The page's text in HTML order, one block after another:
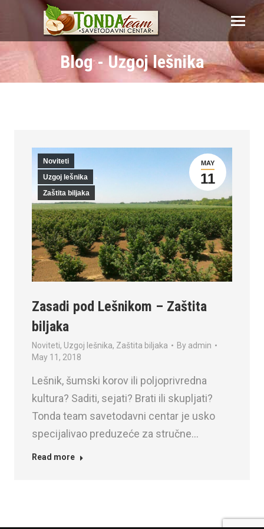
Blog - Uzgoj lešnika
MAY
11
Noviteti
Uzgoj lešnika
Zaštita biljaka
Zasadi pod Lešnikom – Zaštita
biljaka
Noviteti, Uzgoj lešnika, Zaštita biljaka By admin
May 11, 2018
Lešnik, šumski korov ili poljoprivredna
kultura? Saditi, sejati? Brati ili skupljati?
Tonda team savetodavni centar je usko
specijalivao preduzeće za stručne…
Read more